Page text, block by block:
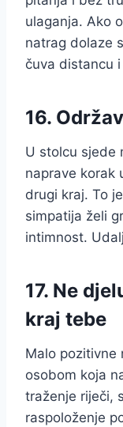
ulaganja. Ako
natrag dolaze
čuva distancu
16.
U stolcu sjede
naprave korak
drugi kraj. To
simpatija želi
intimnost.
17. Ne
kraj tebe
Malo pozitivne
osobom koja
traženje riječi,
raspoloženje